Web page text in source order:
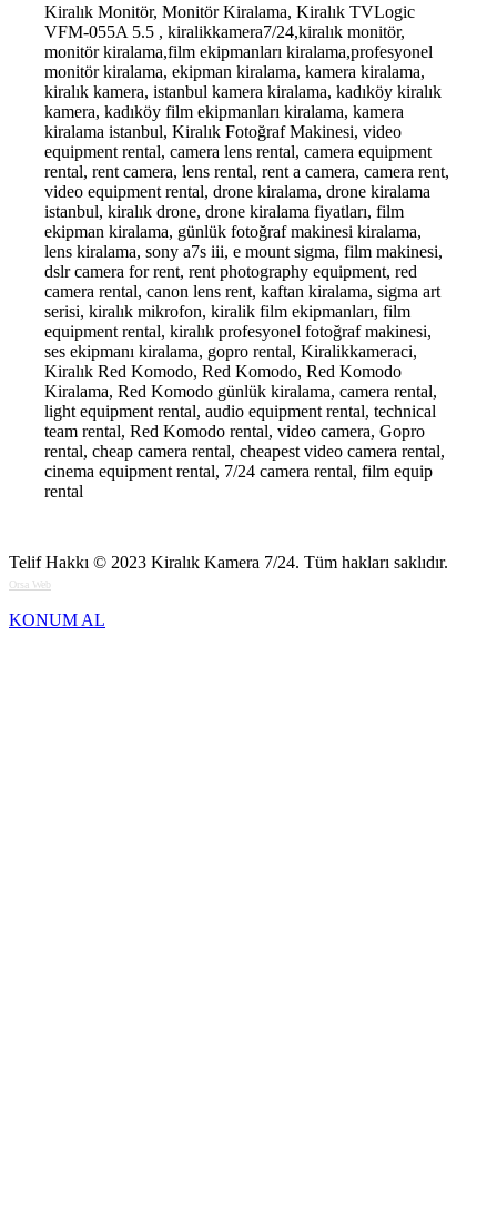
Kiralık Monitör, Monitör Kiralama, Kiralık TVLogic
VFM-055A 5.5 , kiralikkamera7/24,kiralık monitör,
monitör kiralama,film ekipmanları kiralama,profesyonel
monitör kiralama, ekipman kiralama, kamera kiralama,
kiralık kamera, istanbul kamera kiralama, kadıköy kiralık
kamera, kadıköy film ekipmanları kiralama, kamera
kiralama istanbul, Kiralık Fotoğraf Makinesi, video
equipment rental, camera lens rental, camera equipment
rental, rent camera, lens rental, rent a camera, camera rent,
video equipment rental, drone kiralama, drone kiralama
istanbul, kiralık drone, drone kiralama fiyatları, film
ekipman kiralama, günlük fotoğraf makinesi kiralama,
lens kiralama, sony a7s iii, e mount sigma, film makinesi,
dslr camera for rent, rent photography equipment, red
camera rental, canon lens rent, kaftan kiralama, sigma art
serisi, kiralık mikrofon, kiralik film ekipmanları, film
equipment rental, kiralık profesyonel fotoğraf makinesi,
ses ekipmanı kiralama, gopro rental, Kiralikkameraci,
Kiralık Red Komodo, Red Komodo, Red Komodo
Kiralama, Red Komodo günlük kiralama, camera rental,
light equipment rental, audio equipment rental, technical
team rental, Red Komodo rental, video camera, Gopro
rental, cheap camera rental, cheapest video camera rental,
cinema equipment rental, 7/24 camera rental, film equip
rental
Telif Hakkı © 2023 Kiralık Kamera 7/24. Tüm hakları saklıdır.
Orsa Web
KONUM AL